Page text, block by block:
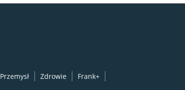
Przemysł Zdrowie
Frank+